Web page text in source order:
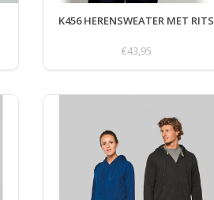
K456 HERENSWEATER MET RITS
€43,95